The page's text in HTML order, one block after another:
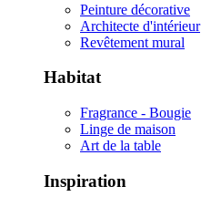
Peinture décorative
Architecte d'intérieur
Revêtement mural
Habitat
Fragrance - Bougie
Linge de maison
Art de la table
Inspiration